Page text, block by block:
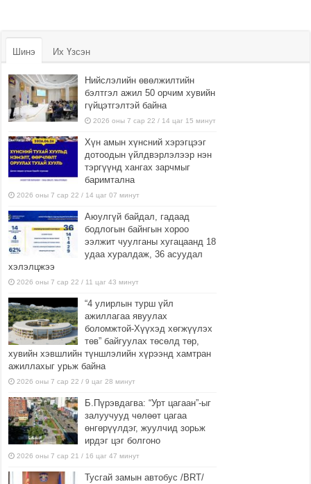
Шинэ Их Үзсэн
Нийслэлийн өвөлжилтийн
бэлтгэл ажил 50 орчим хувийн
гүйцэтгэлтэй байна
2026 оны 7 сар 22 / 14 цаг 15 минут
Хүн амын хүнсний хэрэгцээг
дотоодын үйлдвэрлэлээр нэн
тэргүүнд хангах зарчмыг
баримтална
2026 оны 7 сар 22 / 14 цаг 07 минут
Аюулгүй байдал, гадаад
бодлогын байнгын хороо
ээлжит чуулганы хугацаанд 18
удаа хуралдаж, 36 асуудал
хэлэлцжээ
2026 оны 7 сар 22 / 11 цаг 43 минут
“4 улирлын турш үйл
ажиллагаа явуулах
боломжтой-Хүүхэд хөгжүүлэх
төв” байгуулах төсөлд төр,
хувийн хэвшлийн түншлэлийн хүрээнд хамтран
ажиллахыг урьж байна
2026 оны 7 сар 22 / 9 цаг 28 минут
Б.Пүрэвдагва: “Урт цагаан”-ыг
залуучууд чөлөөт цагаа
өнгөрүүлдэг, жуулчид зорьж
ирдэг цэг болгоно
2026 оны 7 сар 21 / 16 цаг 47 минут
Тусгай замын автобус /BRT/